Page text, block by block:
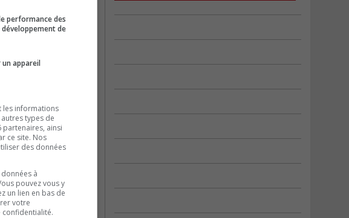
performance des
développement de
appareil
les informations
types de
ainsi
ce site. Nos
des données
à
pouvez vous y
un lien en bas de
votre
confidentialité.